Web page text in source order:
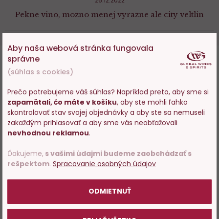
Pekne vino, mozno menej vyrazne ale city veltlin
Mohlo by sa vám tiež páčiť
Taška papírová Longer pro 1-
Do
Taška papírová Longer pro 1-
Aby naša webová stránka fungovala
správne
(súhlas s cookies)
Prečo potrebujeme váš súhlas? Napríklad preto, aby sme si
zapamätali, čo máte v košíku, aby ste mohli ľahko
skontrolovať stav svojej objednávky a aby ste sa nemuseli
zakaždým prihlasovať a aby sme vás neobťažovali
nevhodnou reklamou.
Ďakujeme, s vašimi údajmi budeme zaobchádzať s
rešpektom. Spracovanie osobných údajov
ODMIETNUŤ
Vstupujete na stránky s
predajom alkoholu. Prosím
potvrďte, že Vám už bolo 18